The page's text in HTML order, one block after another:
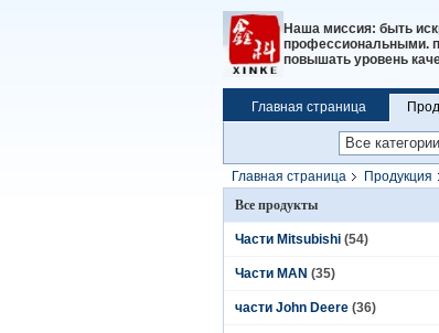
Наша миссия: быть
профессиональными.
повышать уровень
Главная страница
Главная страница Продукция
Все продукты
Части Mitsubishi (54)
Части MAN (35)
части John Deere (36)